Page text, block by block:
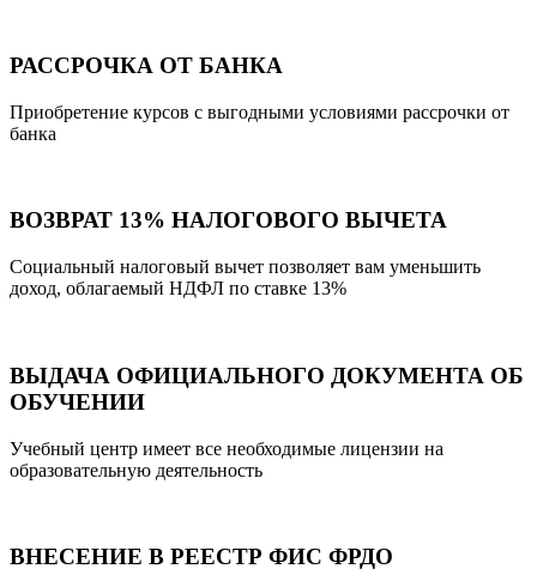
РАССРОЧКА ОТ БАНКА
Приобретение курсов с выгодными условиями рассрочки от
банка
ВОЗВРАТ 13% НАЛОГОВОГО ВЫЧЕТА
Социальный налоговый вычет позволяет вам уменьшить
доход, облагаемый НДФЛ по ставке 13%
ВЫДАЧА ОФИЦИАЛЬНОГО ДОКУМЕНТА ОБ
ОБУЧЕНИИ
Учебный центр имеет все необходимые лицензии на
образовательную деятельность
ВНЕСЕНИЕ В РЕЕСТР ФИС ФРДО